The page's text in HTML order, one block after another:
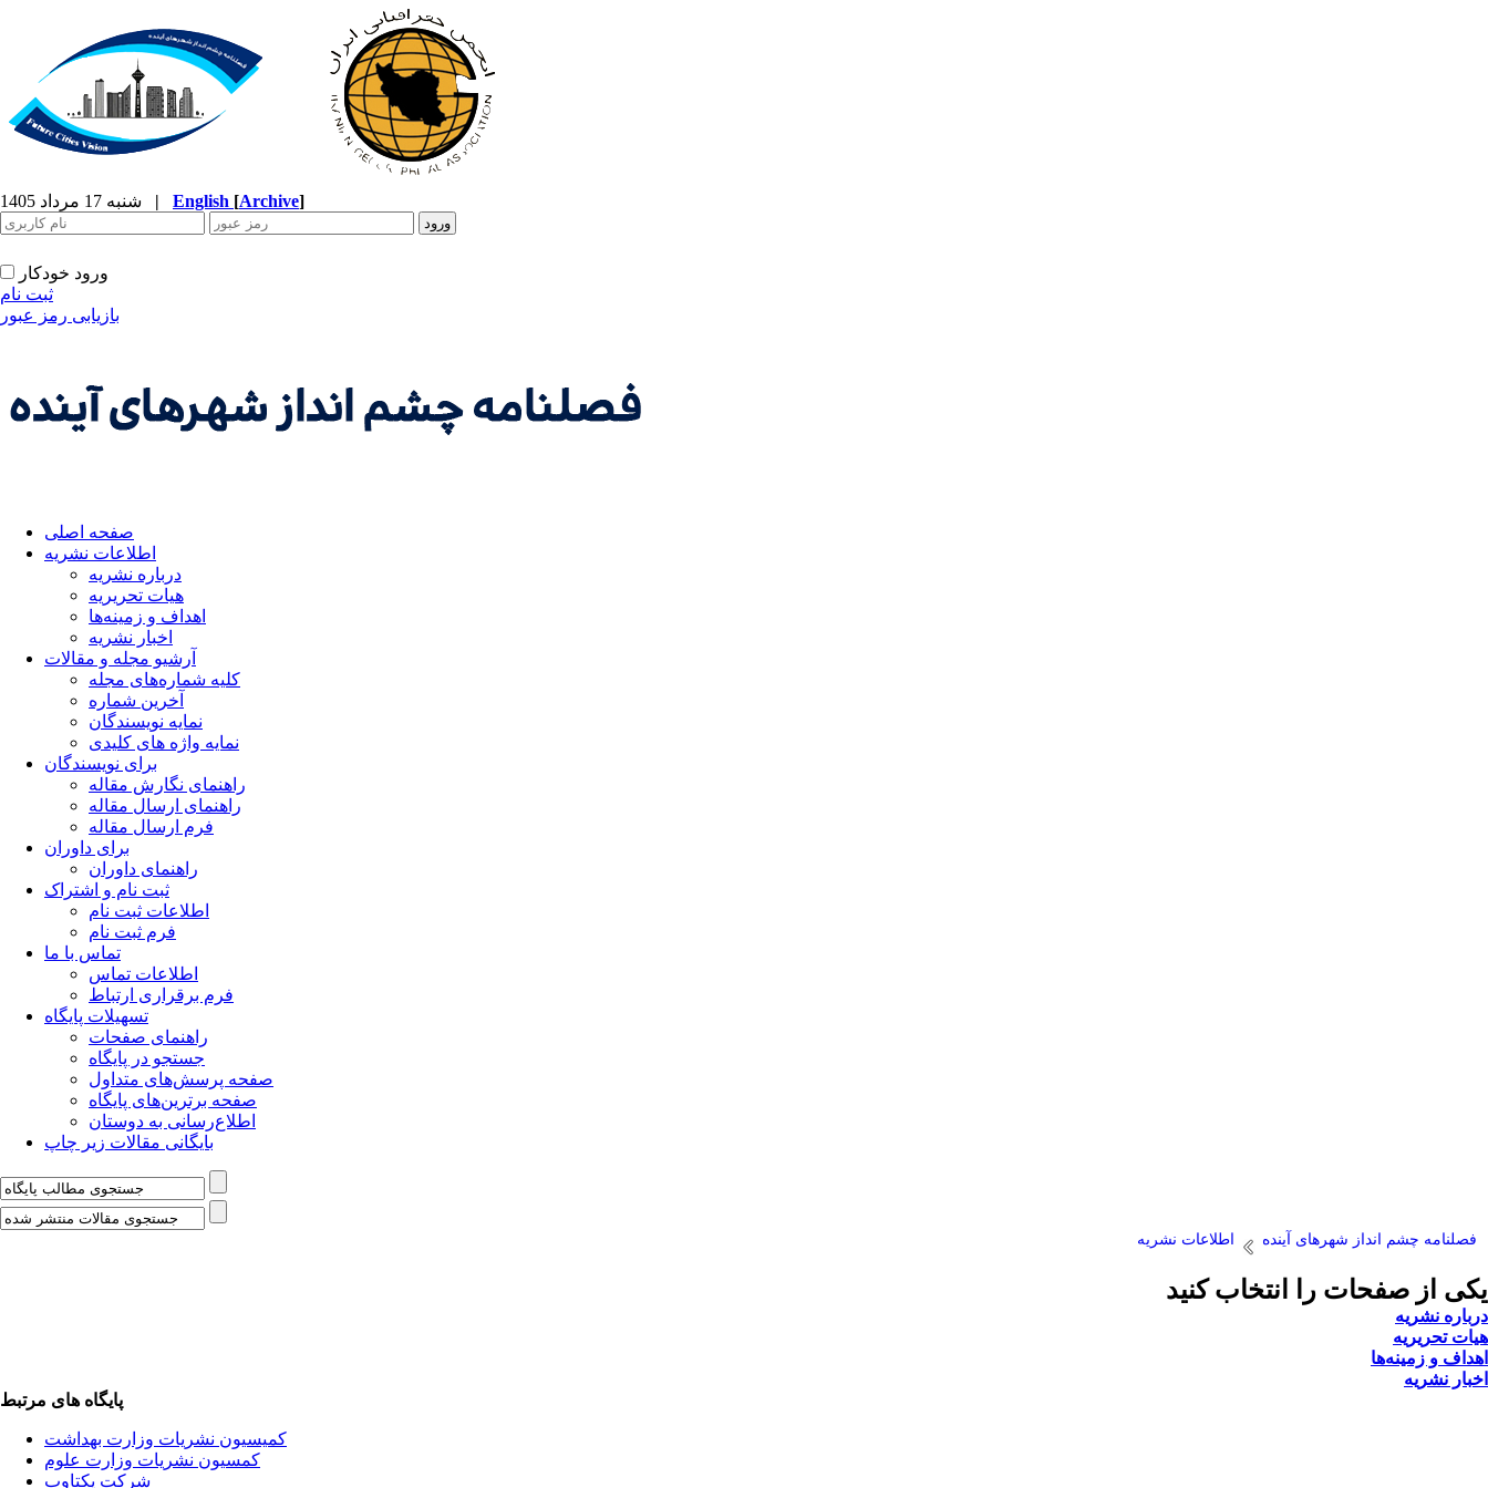
| English [Archive]
ورود خودکار
ثبت نام
بازیابی رمز عبور
صفحه اصلی
اطلاعات نشریه
درباره نشریه
هیات تحریریه
اهداف و زمینه‌ها
اخبار نشریه
آرشیو مجله و مقالات
کلیه شماره‌های مجله
آخرین شماره
نمایه نویسندگان
نمایه واژه های کلیدی
برای نویسندگان
راهنمای نگارش مقاله
راهنمای ارسال مقاله
فرم ارسال مقاله
برای داوران
راهنمای داوران
ثبت نام و اشتراک
اطلاعات ثبت نام
فرم ثبت نام
تماس با ما
اطلاعات تماس
فرم برقراری ارتباط
تسهیلات پایگاه
راهنمای صفحات
جستجو در پایگاه
صفحه پرسش‌های متداول
صفحه برترین‌های پایگاه
اطلاع‌رسانی به دوستان
بایگانی مقالات زیر چاپ
فصلنامه چشم انداز شهرهای آینده اطلاعات نشریه
یکی از صفحات را انتخاب کنید
درباره نشریه
هیات تحریریه
اهداف و زمینه‌ها
اخبار نشریه
پایگاه های مرتبط
کمیسیون نشریات وزارت بهداشت
کمسیون نشریات وزارت علوم
شرکت یکتاوب